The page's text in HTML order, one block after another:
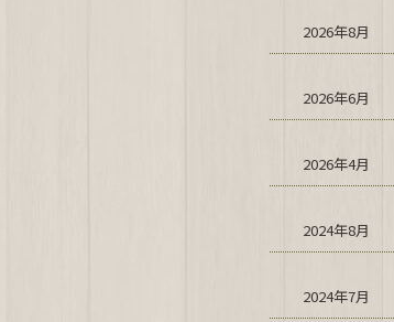
2026年8月
2026年6月
2026年4月
2024年8月
2024年7月